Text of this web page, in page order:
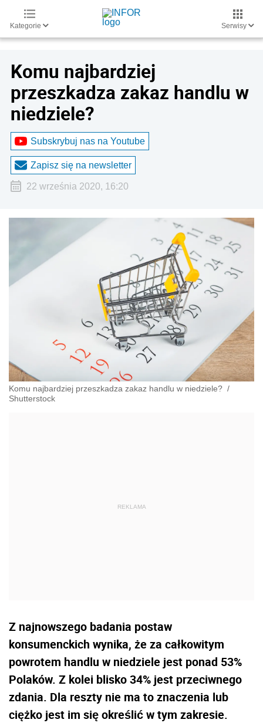
Kategorie Serwisy
Komu najbardziej
przeszkadza zakaz handlu w
niedziele?
Subskrybuj nas na Youtube
Zapisz się na newsletter
22 września 2020, 16:20
Komu najbardziej przeszkadza zakaz handlu w niedziele? /
Shutterstock
Z najnowszego badania postaw
konsumenckich wynika, że za całkowitym
powrotem handlu w niedziele jest ponad 53%
Polaków. Z kolei blisko 34% jest przeciwnego
zdania. Dla reszty nie ma to znaczenia lub
ciężko jest im się określić w tym zakresie.